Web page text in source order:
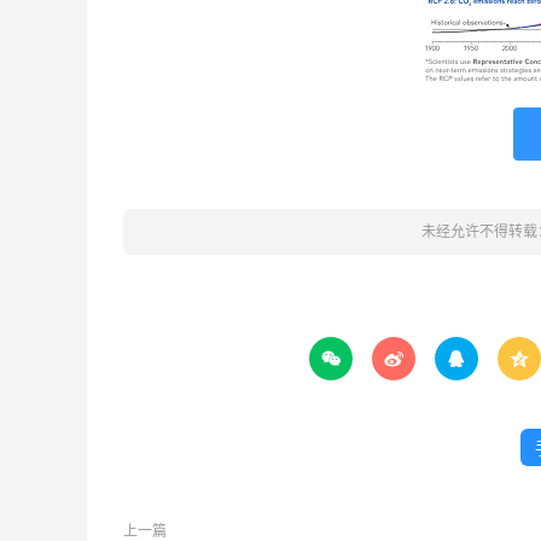
未经允许不得转载
   
上一篇